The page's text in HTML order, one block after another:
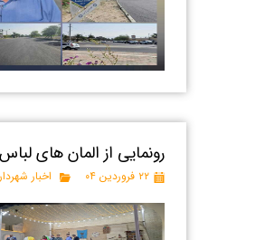
رونمایی از المان های
۲۲ فروردین ۰۴ اخبار